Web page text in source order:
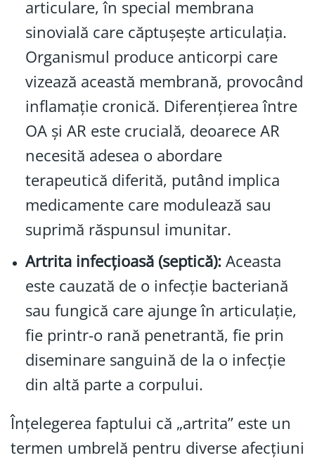
articulare, în special membrana
sinovială care căptușește articulația.
Organismul produce anticorpi care
vizează această membrană, provocând
inflamație cronică. Diferențierea între
OA și AR este crucială, deoarece AR
necesită adesea o abordare
terapeutică diferită, putând implica
medicamente care modulează sau
suprimă răspunsul imunitar.
Artrita infecțioasă (septică): Aceasta
este cauzată de o infecție bacteriană
sau fungică care ajunge în articulație,
fie printr-o rană penetrantă, fie prin
diseminare sanguină de la o infecție
din altă parte a corpului.
Înțelegerea faptului că „artrita” este un
termen umbrelă pentru diverse afecțiuni